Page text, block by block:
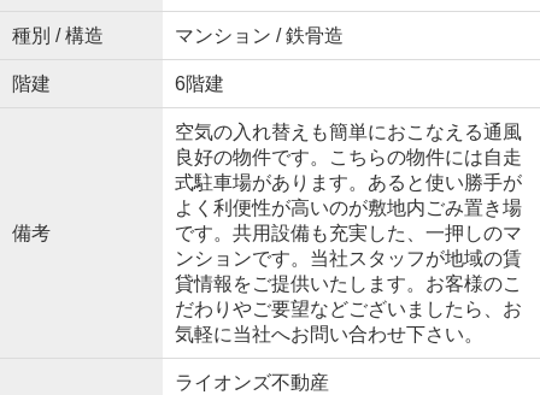
種別 / 構造 マンション / 鉄骨造
階建 6階建
備考
空気の入れ替えも簡単におこなえる通風
良好の物件です。こちらの物件には自走
式駐車場があります。あると使い勝手が
よく利便性が高いのが敷地内ごみ置き場
です。共用設備も充実した、一押しのマ
ンションです。当社スタッフが地域の賃
貸情報をご提供いたします。お客様のこ
だわりやご要望などございましたら、お
気軽に当社へお問い合わせ下さい。
ライオンズ不動産